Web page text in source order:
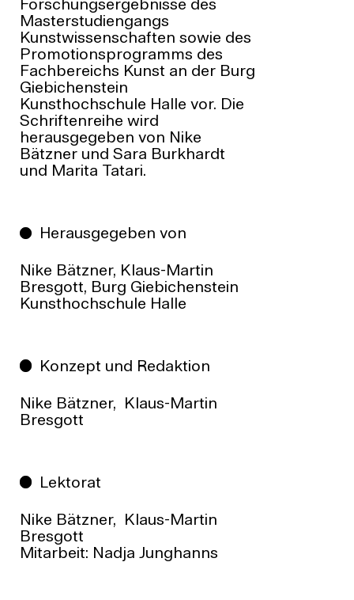
Forschungsergebnisse des
Masterstudiengangs
Kunstwissenschaften sowie des
Promotionsprogramms des
Fachbereichs Kunst an der Burg
Giebichenstein
Kunsthochschule Halle vor. Die
Schriftenreihe wird
herausgegeben von Nike
Bätzner und Sara Burkhardt
und Marita Tatari.
Herausgegeben von
Nike Bätzner, Klaus-Martin
Bresgott, Burg Giebichenstein
Kunsthochschule Halle
Konzept und Redaktion
Nike Bätzner, Klaus-Martin
Bresgott
Lektorat
Nike Bätzner, Klaus-Martin
Bresgott
Mitarbeit: Nadja Junghanns